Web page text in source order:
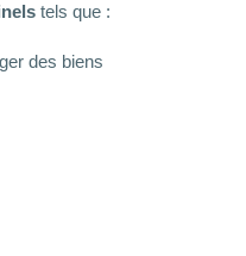
tels que :
des biens